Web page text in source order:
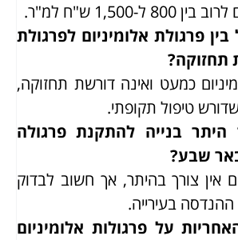
ל-1,500 ש"ח למ"ר.
פרגולת אלומיניום לפרגולת
תחזוקה?
כמעט ואינה דורשת תחזוקה,
טיפול תקופתי.
בנייה להתקנת פרגולה
שבע?
אין צורך בהיתר, אך חשוב לבדוק
בעירייה.
על פרגולות אלומיניום